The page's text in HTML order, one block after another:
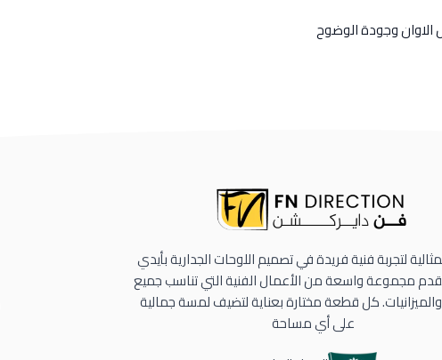
الاوان وجودة الوضوح
لتجربة فنية فريدة في تصميم اللوحات الجدارية بأيدي
مجموعة واسعة من الأعمال الفنية التي تناسب جميع
كل قطعة مختارة بعناية لتضيف لمسة جمالية
على أي مساحة